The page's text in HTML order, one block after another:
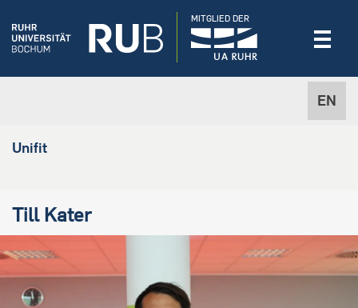
EN
MITGLIED DER
Unifit
Till Kater